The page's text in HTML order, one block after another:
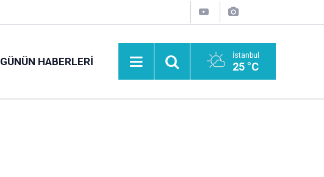
GÜNÜN HABERLERI İstanbul
25 °C